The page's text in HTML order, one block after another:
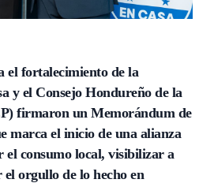
el fortalecimiento de la
y el Consejo Hondureño de la
firmaron un Memorándum de
marca el inicio de una alianza
el consumo local, visibilizar a
orgullo de lo hecho en